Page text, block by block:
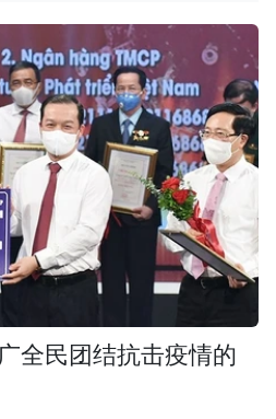
全民团结抗击疫情的